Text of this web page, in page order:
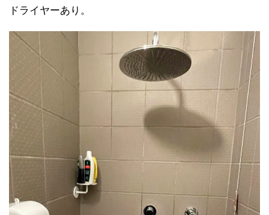
ドライヤーあり。